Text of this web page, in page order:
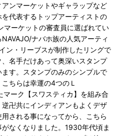
ンマーケットやギャラップなど
代表するトップアーティストの
ーケットの審査員に選ばれてい
ナバホ族の人気アーティ
ン・リーブスが制作したリングで
名手だけあって奥深いスタンプ
す。スタンプのみのシンプルで
ちらは幸運の4つのＬ
ーク【スワスティカ】を組み合
卍共にインディアンもよくデザ
される事になってから、こちら
なくなりました。1930年代頃ま